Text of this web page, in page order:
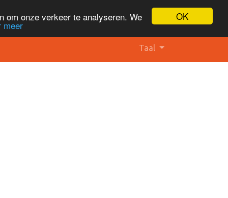
OK
om onze verkeer te analyseren. We
meer
Taal